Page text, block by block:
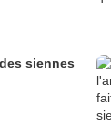
siennes